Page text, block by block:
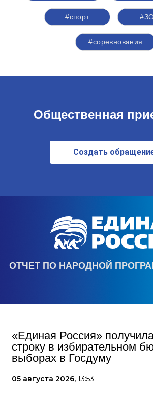
#спорт
#соревнования
Общественная
Создать
ОТЧЕТ ПО НАРОДНОЙ
«Единая Россия»
строку в избирательном
выборах в Госдуму
05 августа 2026, 13:53